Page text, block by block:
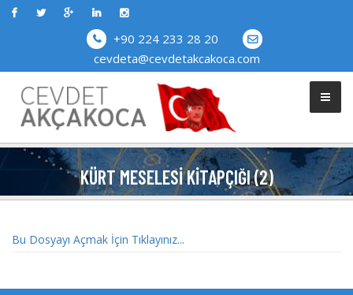
+90 224 233 28 20
cevdeta@cevdetakcakoca.com
KÜRT MESELESİ KİTAPÇIĞI (2)
Bu Dosyayı Açmak İçin Tıklayınız...